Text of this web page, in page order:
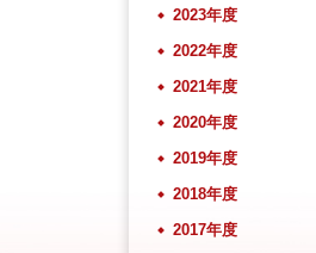
2023年度
2022年度
2021年度
2020年度
2019年度
2018年度
2017年度